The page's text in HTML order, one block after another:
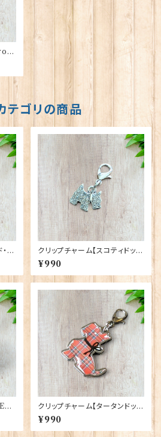
S
テゴリの商品
カ
クリップチャーム【スコティドッ
グ】Euro Stick 90193-G〔SC
OC3〕
¥990
クリップチャーム【タータンドッ
グ】Euro Stick 90193-F〔TS
COC4〕
¥990